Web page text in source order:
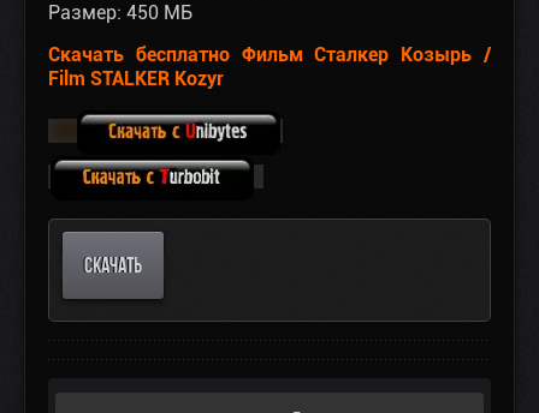
Размер: 450 МБ
Скачать бесплатно Фильм Сталкер Козырь /
Film STALKER Kozyr
СКАЧАТЬ